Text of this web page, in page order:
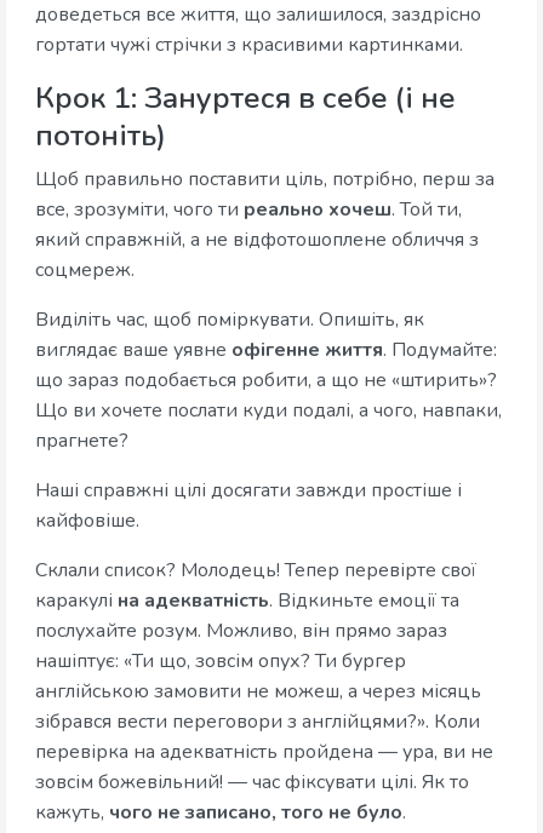
доведеться все життя, що залишилося, заздрісно
гортати чужі стрічки з красивими картинками.
Крок 1: Зануртеся в себе (і не
потоніть)
Щоб правильно поставити ціль, потрібно, перш за
все, зрозуміти, чого ти реально хочеш. Той ти,
який справжній, а не відфотошоплене обличчя з
соцмереж.
Виділіть час, щоб поміркувати. Опишіть, як
виглядає ваше уявне офігенне життя. Подумайте:
що зараз подобається робити, а що не «штирить»?
Що ви хочете послати куди подалі, а чого, навпаки,
прагнете?
Наші справжні цілі досягати завжди простіше і
кайфовіше.
Склали список? Молодець! Тепер перевірте свої
каракулі на адекватність. Відкиньте емоції та
послухайте розум. Можливо, він прямо зараз
нашіптує: «Ти що, зовсім опух? Ти бургер
англійською замовити не можеш, а через місяць
зібрався вести переговори з англійцями?». Коли
перевірка на адекватність пройдена — ура, ви не
зовсім божевільний! — час фіксувати цілі. Як то
кажуть, чого не записано, того не було.